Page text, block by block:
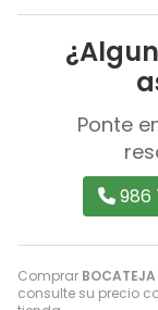
Comprar
consulte su precio
Ponte
986